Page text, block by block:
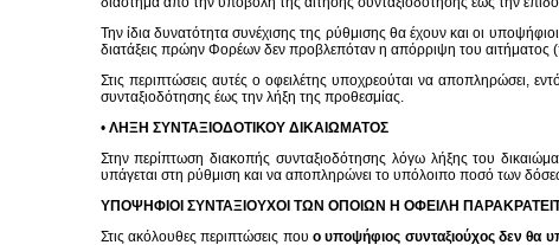
Την ίδια δυνατότητα συνέχισης της ρύθμισης θα έχουν και οι
διατάξεις πρώην Φορέων δεν προβλεπόταν η απόρριψη του
Στις περιπτώσεις αυτές ο οφειλέτης υποχρεούται να αποπληρώσει,
συνταξιοδότησης έως την λήξη της προθεσμίας.
• ΛΗΞΗ ΣΥΝΤΑΞΙΟΔΟΤΙΚΟΥ ΔΙΚΑΙΩΜΑΤΟΣ
Στην περίπτωση διακοπής συνταξιοδότησης λόγω λήξης του
υπάγεται στη ρύθμιση και να αποπληρώνει το υπόλοιπο ποσό των
ΥΠΟΨΗΦΙΟΙ ΣΥΝΤΑΞΙΟΥΧΟΙ ΤΩΝ ΟΠΟΙΩΝ Η ΟΦΕΙΛΗ
Στις ακόλουθες περιπτώσεις που ο υποψήφιος συνταξιούχος δεν θα